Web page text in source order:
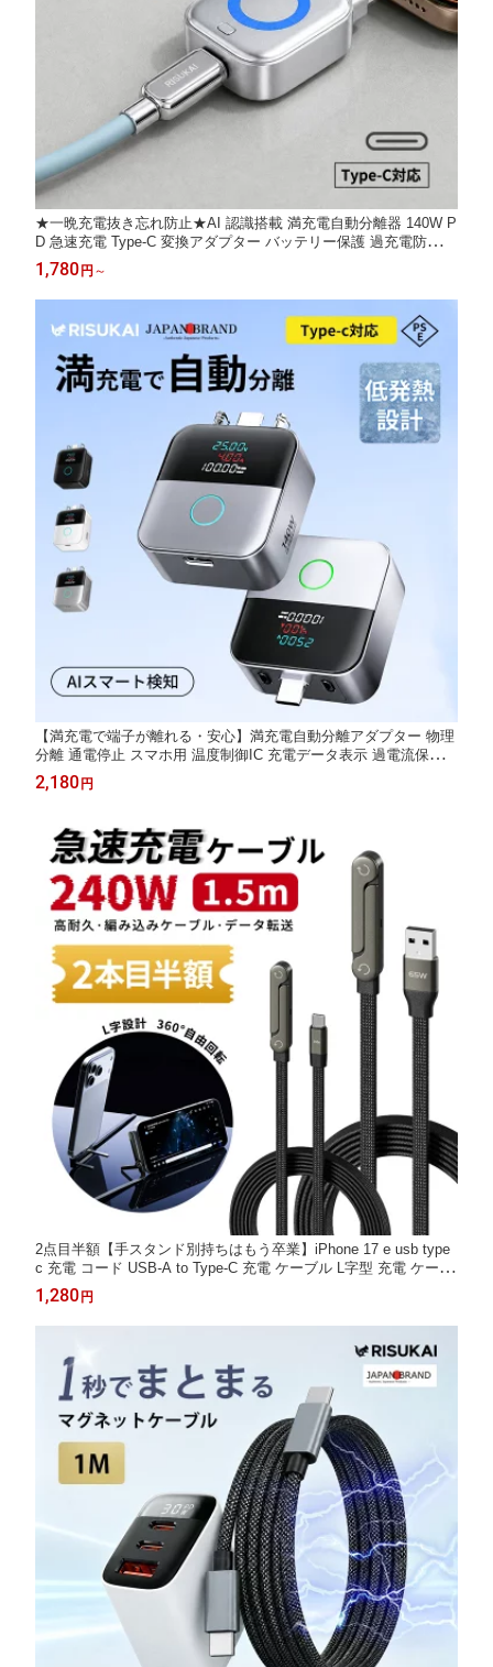
★一晩充電抜き忘れ防止★AI 認識搭載 満充電自動分離器 140W P
D 急速充電 Type-C 変換アダプター バッテリー保護 過充電防止
物理断電 Type-C 接続 iPhone Android 対応 1.5m 充電ケーブル 24
0W 高速データ転送 満充電ポップアップアダプター 自動通電カッ
ト 満電分離器
1,780 円 ～
【満充電で端子が離れる・安心】満充電自動分離アダプター 物理
分離 通電停止 スマホ用 温度制御IC 充電データ表示 過電流保護
難燃性PC素材 過電圧保護 電力表示 機器別モード コンパクト 56
×44×21mm 満充電検知 家庭用 Type-C充電保護アダプター
2,180 円
2点目半額【手スタンド別持ちはもう卒業】iPhone 17 e usb type
c 充電 コード USB-A to Type-C 充電 ケーブル L字型 充電 ケーブ
ル iPhone 高出力 ケーブル Android 高速 データ 転送 ケーブル 携
帯 スタンド L型 ケーブル USB タイプ C ノート 充電 MacBook N
eo
1,280 円